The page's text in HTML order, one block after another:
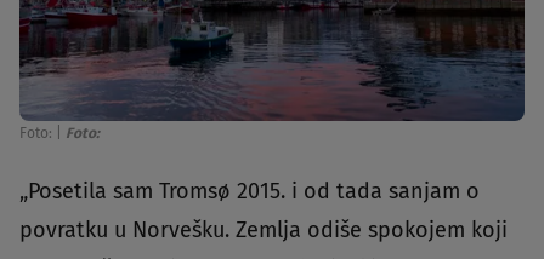
Foto: Foto:
„Posetila sam Tromsø 2015. i od tada sanjam o
povratku u Norvešku. Zemlja odiše spokojem koji